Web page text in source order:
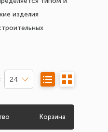
изделия
24
Корзина